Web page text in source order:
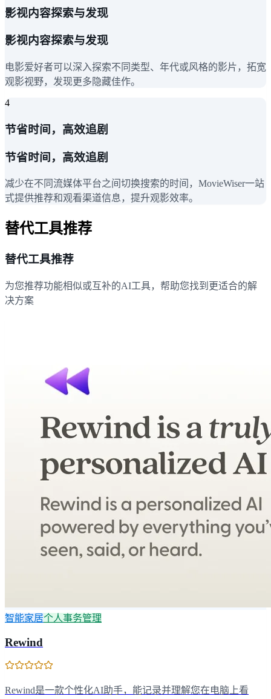
影视内容探索与发现
影视内容探索与发现
电影爱好者可以深入探索不同类型、年代或风格的影片，拓宽
观影视野，发现更多隐藏佳作。
4
节省时间，高效追剧
节省时间，高效追剧
减少在不同流媒体平台之间切换搜索的时间，MovieWiser一站
式提供推荐和观看渠道信息，提升观影效率。
替代工具推荐
替代工具推荐
为您推荐功能相似或互补的AI工具，帮助您找到更适合的解
决方案
智能家居个人事务管理
Rewind
Rewind是一款个性化AI助手，能记录并理解您在电脑上看